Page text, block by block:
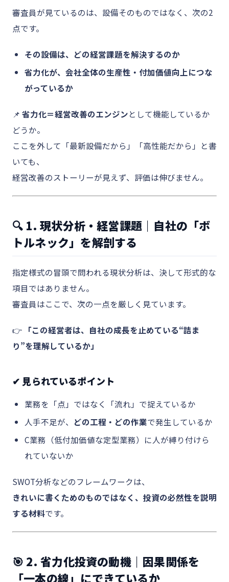
審査員が見ているのは、設備そのものではなく、次の2
点です。
その設備は、どの経営課題を解決するのか
省力化が、会社全体の生産性・付加価値向上につな
がっているか
📌 省力化＝経営改善のエンジンとして機能しているか
どうか。
ここを外して「最新設備だから」「高性能だから」と書
いても、
経営改善のストーリーが見えず、評価は伸びません。
🔍 1. 現状分析・経営課題｜自社の「ボ
トルネック」を解剖する
指定様式の冒頭で問われる現状分析は、決して形式的な
項目ではありません。
審査員はここで、次の一点を厳しく見ています。
👉 「この経営者は、自社の成長を止めている“詰ま
り”を理解しているか」
✔ 見られているポイント
業務を「点」ではなく「流れ」で捉えているか
人手不足が、 どの工程・どの作業で発生しているか
C業務（低付加価値な定型業務）に人が縛り付けら
れていないか
SWOT分析などのフレームワークは、
きれいに書くためのものではなく、投資の必然性を説明
する材料です。
🎯 2. 省力化投資の動機｜因果関係を
「一本の線」にできているか